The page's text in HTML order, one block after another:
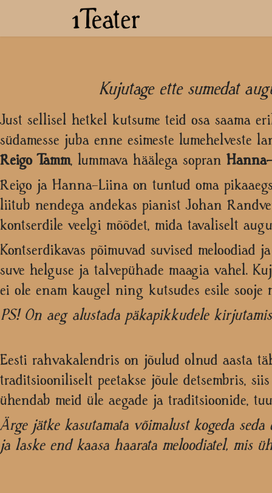
Kujutage ette sumedat
Just sellisel hetkel kutsume teid osa saama
südamesse juba enne esimeste lumehelveste
Reigo Tamm, lummava häälega sopran
Reigo ja Hanna-Liina on tuntud oma
liitub nendega andekas pianist Johan
kontserdile veelgi mõõdet, mida tavaliselt
Kontserdikavas põimuvad suvised
suve helguse ja talvepühade maagia vahel.
ei ole enam kaugel ning kutsudes esile sooje
PS! On aeg alustada päkapikkudele
Eesti rahvakalendris on jõulud olnud aasta
traditsiooniliselt peetakse jõule detsembris,
ühendab meid üle aegade ja traditsioonide,
Ärge jätke kasutamata võimalust kogeda
ja laske end kaasa haarata meloodiatel, mis